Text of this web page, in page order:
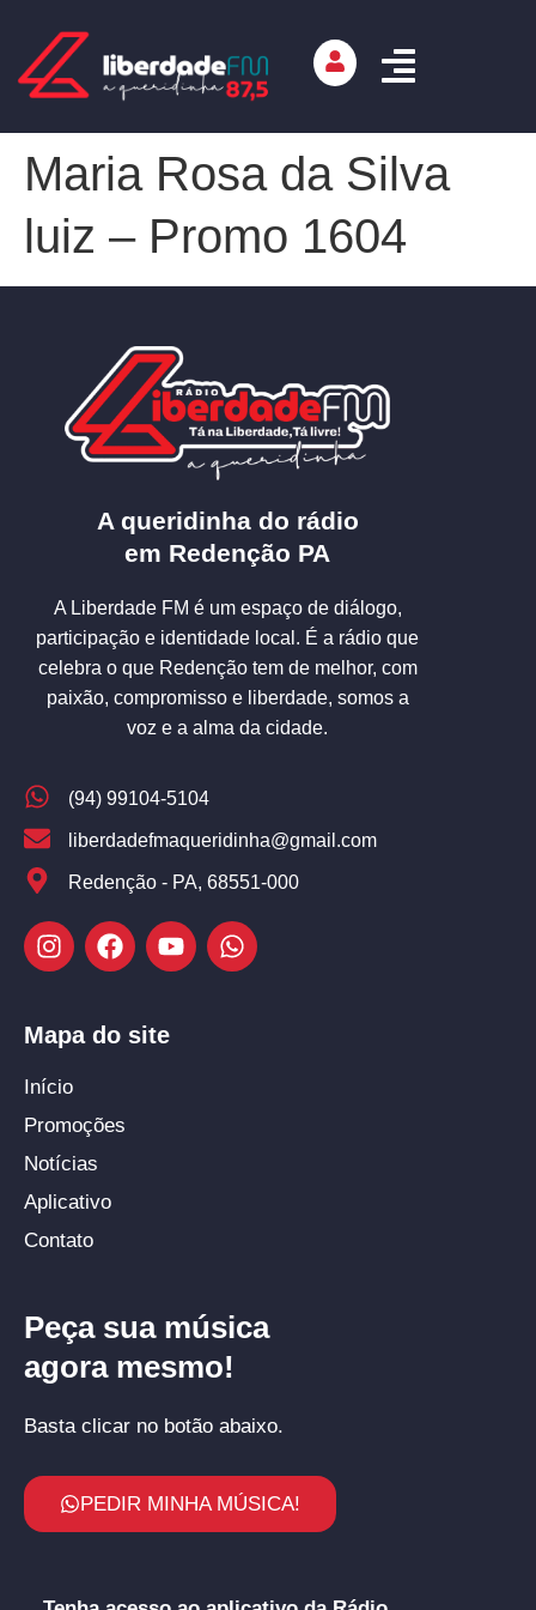
Maria Rosa da Silva
luiz – Promo 1604
A queridinha do rádio
em Redenção PA
A Liberdade FM é um espaço de diálogo,
participação e identidade local. É a rádio que
celebra o que Redenção tem de melhor, com
paixão, compromisso e liberdade, somos a
voz e a alma da cidade.
(94) 99104-5104
liberdadefmaqueridinha@gmail.com
Redenção - PA, 68551-000
Mapa do site
Início
Promoções
Notícias
Aplicativo
Contato
Peça sua música
agora mesmo!
Basta clicar no botão abaixo.
PEDIR MINHA MÚSICA!